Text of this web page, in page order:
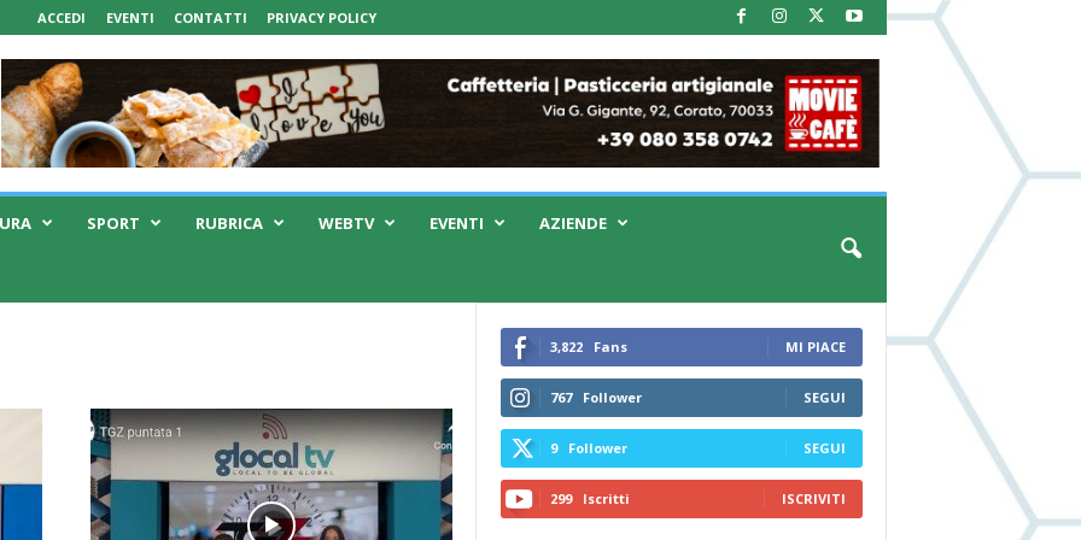
ACCEDI EVENTI CONTATTI PRIVACY POLICY
SPORT RUBRICA WEBTV EVENTI AZIENDE
3,822 Fans MI PIACE
767 Follower SEGUI
9 Follower SEGUI
299 Iscritti ISCRIVITI